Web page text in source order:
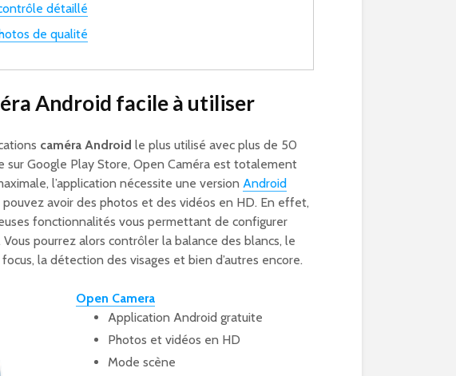
détaillé
de qualité
Android facile à utiliser
caméra Android le plus utilisé avec plus de 50
sur Google Play Store, Open Caméra est totalement
l’application nécessite une version Android
pouvez avoir des photos et des vidéos en HD. En effet,
fonctionnalités vous permettant de configurer
pourrez alors contrôler la balance des blancs, le
la détection des visages et bien d’autres encore.
Open Camera
Application Android gratuite
Photos et vidéos en HD
Mode scène